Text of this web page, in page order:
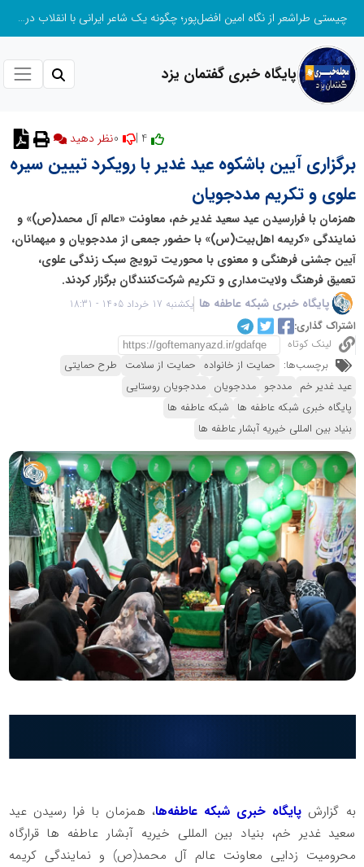
چیستی طراشعر از نگاه امین افضل‌پور؛ چگونه یک شاعر ایرانی با انقلاب در جایگاه حرف، شعر را از متن خطی به میدان ادراک بصری تبدیل کرد؟
پایگاه خبری گفتمان یزد
برگزاری آیین باشکوه عید غدیر با رویکرد تبیین سیره
علوی و تکریم مددجویان
همزمان با فرارسیدن عید سعید غدیر خم، معاونت «عالم آل محمد(ص)» و
نمایندگی «کریمه اهل‌بیت(س)» با حضور جمعی از مددجویان و میهمانان،
آیین جشنی فرهنگی و معنوی با محوریت ترویج سبک زندگی علوی،
تعمیق فرهنگ ولایت‌مداری و تکریم شرکت‌کنندگان برگزار کردند.
پایگاه خبری شبکه عاطفه ها یکشنبه 17 خرداد 1405 - 18:31
اشتراک گذاری:
لینک کوتاه
برچسب‌ها: حمایت از خانواده حمایت از سلامت طرح حمایتی
عید غدیر خم مددجو مددجویان مددجویان روستایی
پایگاه خبری شبکه عاطفه ها شبکه عاطفه ها
بنیاد بین المللی خیریه آبشار عاطفه ها
به گزارش پایگاه خبری شبکه عاطفه‌ها، همزمان با فرا رسیدن عید
سعید غدیر خم، بنیاد بین المللی خیریه آبشار عاطفه ها قرارگاه
محرومیت زدایی معاونت عالم آل محمد(ص) و نمایندگی کریمه